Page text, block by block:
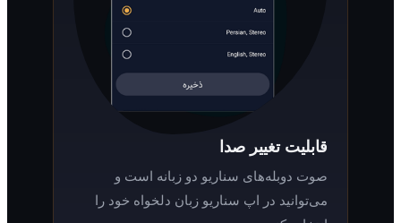
قابلیت تغییر صدا
صوت دوبله‌های سناریو دو زبانه است و
می‌توانید در اپ سناریو زبان دلخواه خود را